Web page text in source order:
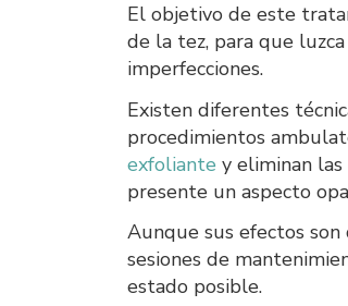
El objetivo de este
de la tez, para que
imperfecciones.
Existen diferentes
procedimientos
exfoliante y eliminan
presente un aspecto
Aunque sus efectos
sesiones de
estado posible.